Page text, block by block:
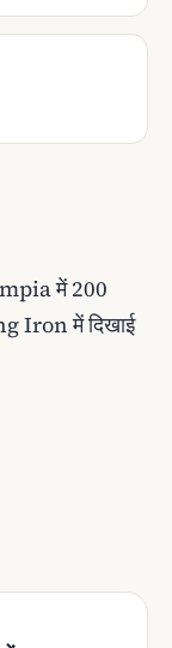
में 200
Iron में दिखाई